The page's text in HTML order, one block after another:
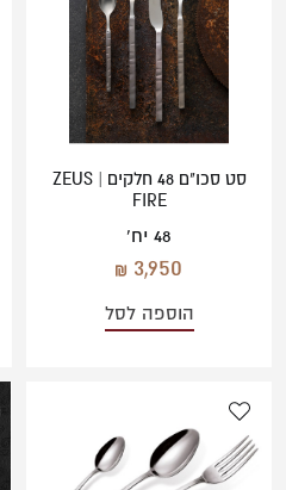
סט סכו"ם 48 חלקים | ZEUS
FIRE
48 יח'
3,950
הוספה לסל